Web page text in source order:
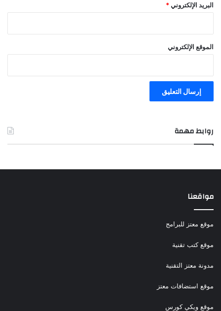
البريد الإلكتروني*
الموقع الإلكتروني
روابط مهمة
مواقعنا
موقع معتز للبرامج
موقع كتب تقنية
مدونة معتز التقنية
موقع استضافات معتز
موقع ويكي كورس